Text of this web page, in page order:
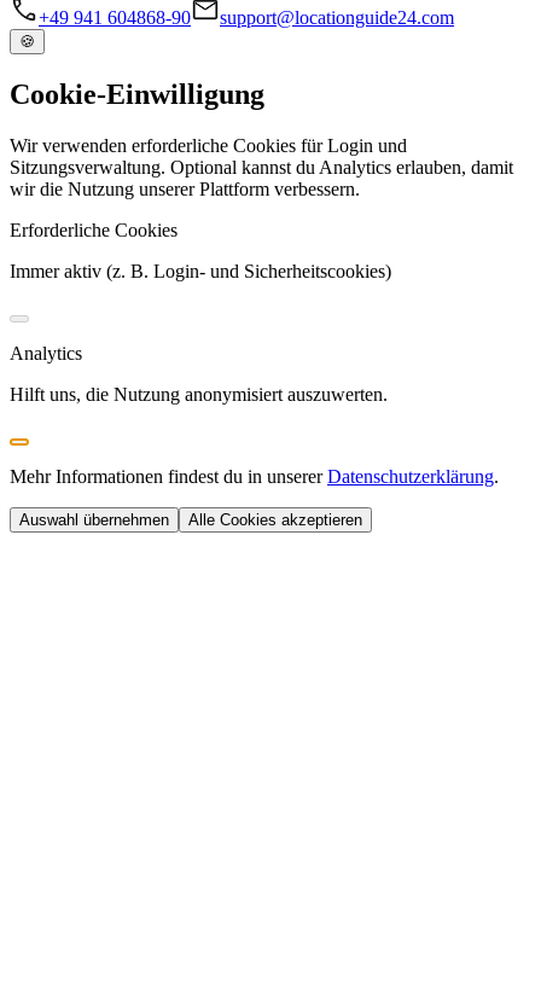
+49 941 604868-90 support@locationguide24.com
🍪
Cookie-Einwilligung
Wir verwenden erforderliche Cookies für Login und
Sitzungsverwaltung. Optional kannst du Analytics erlauben, damit
wir die Nutzung unserer Plattform verbessern.
Erforderliche Cookies
Immer aktiv (z. B. Login- und Sicherheitscookies)
Analytics
Hilft uns, die Nutzung anonymisiert auszuwerten.
Mehr Informationen findest du in unserer Datenschutzerklärung.
Auswahl übernehmen Alle Cookies akzeptieren